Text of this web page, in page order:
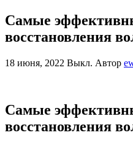
Самые
восстановления
18 июня, 2022 Выкл. Автор
Самые
восстановления